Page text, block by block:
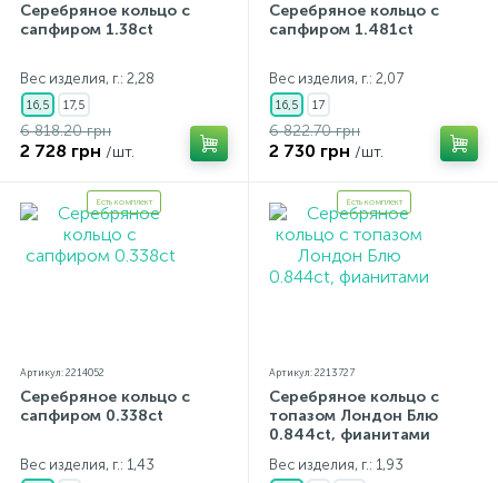
Серебряное кольцо с
сапфиром 1.38ct
Вес изделия, г.: 2,28
16,5 17,5
6 818.20 грн
2 728 грн /шт.
Серебряное кольцо с
сапфиром 1.481ct
Вес изделия, г.: 2,07
16,5 17
6 822.70 грн
2 730 грн /шт.
Есть комплект
Артикул: 2214052
Серебряное кольцо с
сапфиром 0.338ct
Вес изделия, г.: 1,43
Есть комплект
Артикул: 2213727
Серебряное кольцо с
топазом Лондон Блю
0.844ct, фианитами
Вес изделия, г.: 1,93